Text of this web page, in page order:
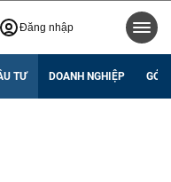
Đăng nhập
TƯ DOANH NGHIỆP GÓC